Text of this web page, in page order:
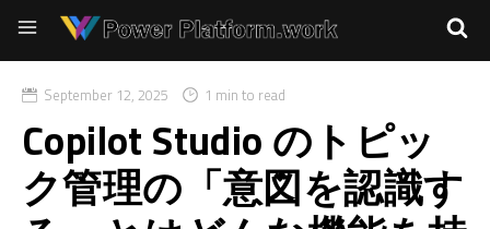
September 12, 2025 1 min to read
Copilot Studio のトピッ
ク管理の「意図を認識す